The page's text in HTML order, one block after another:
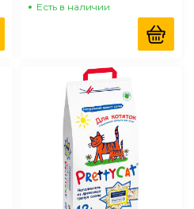
Есть в наличии